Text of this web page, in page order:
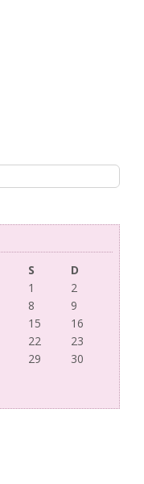
S
D
1
2
8
9
15
16
22
23
29
30